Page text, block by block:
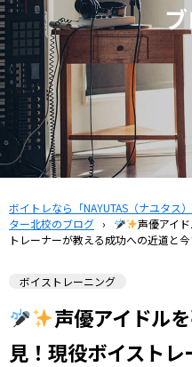
ボイトレなら「NAYUTAS（ナユタス）
ター北校のブログ ›
声優アイ
トレーナーが教える成功への近道と
ボイストレーニング
声優アイドル
見！現役ボイスト